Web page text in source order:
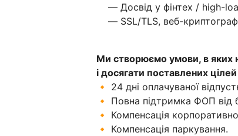
— Досвід у фінтех / high-
— SSL/TLS, веб-
Ми створюємо умови, в яких
і досягати поставлених
🔸 24 дні оплачуваної
🔸 Повна підтримка ФОП від
🔸 Компенсація
🔸 Компенсація паркування.